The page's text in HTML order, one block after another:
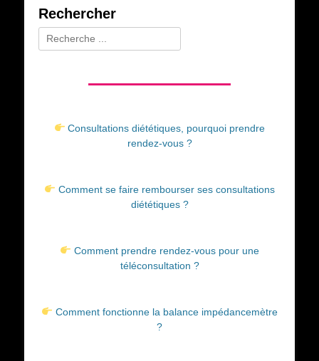
Rechercher
Rechercher :
Consultations diététiques, pourquoi prendre
rendez-vous ?
Comment se faire rembourser ses consultations
diététiques ?
Comment prendre rendez-vous pour une
téléconsultation ?
Comment fonctionne la balance impédancemètre
?